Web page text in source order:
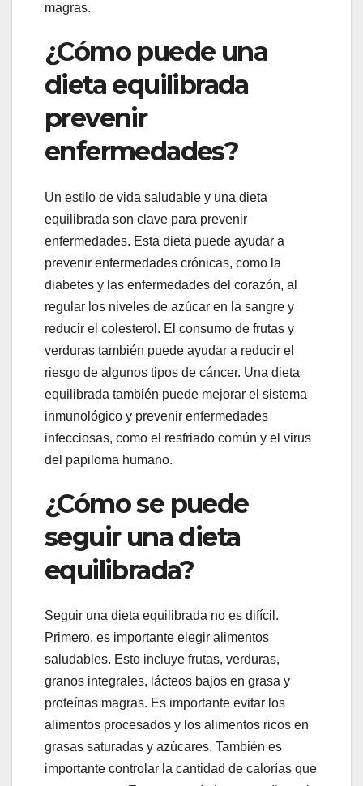
magras.
¿Cómo puede una
dieta equilibrada
prevenir
enfermedades?
Un estilo de vida saludable y una dieta
equilibrada son clave para prevenir
enfermedades. Esta dieta puede ayudar a
prevenir enfermedades crónicas, como la
diabetes y las enfermedades del corazón, al
regular los niveles de azúcar en la sangre y
reducir el colesterol. El consumo de frutas y
verduras también puede ayudar a reducir el
riesgo de algunos tipos de cáncer. Una dieta
equilibrada también puede mejorar el sistema
inmunológico y prevenir enfermedades
infecciosas, como el resfriado común y el virus
del papiloma humano.
¿Cómo se puede
seguir una dieta
equilibrada?
Seguir una dieta equilibrada no es difícil.
Primero, es importante elegir alimentos
saludables. Esto incluye frutas, verduras,
granos integrales, lácteos bajos en grasa y
proteínas magras. Es importante evitar los
alimentos procesados ​​y los alimentos ricos en
grasas saturadas y azúcares. También es
importante controlar la cantidad de calorías que